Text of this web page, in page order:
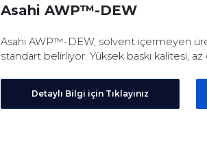
Asahi AWP™-DEW
Asahi AWP™-DEW, solvent içermeyen
standart belirliyor. Yüksek baskı kalitesi,
Detaylı Bilgi için Tıklayınız